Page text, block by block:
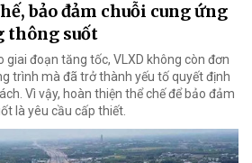
bảo đảm chuỗi cung ứng
thông suốt
giai đoạn tăng tốc, VLXD không còn đơn
trình mà đã trở thành yếu tố quyết định
Vì vậy, hoàn thiện thể chế để bảo đảm
là yêu cầu cấp thiết.